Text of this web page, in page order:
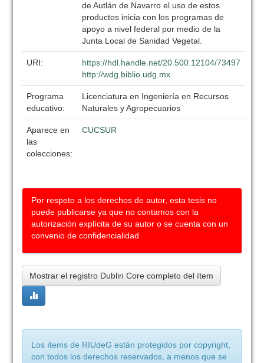
de Autlán de Navarro el uso de estos
productos inicia con los programas de
apoyo a nivel federal por medio de la
Junta Local de Sanidad Vegetal.
URI:
https://hdl.handle.net/20.500.12104/73497
http://wdg.biblio.udg.mx
Programa
educativo:
Licenciatura en Ingeniería en Recursos
Naturales y Agropecuarios
Aparece en
las
colecciones:
CUCSUR
Por respeto a los derechos de autor, esta tesis no
puede publicarse ya que no contamos con la
autorización explícita de su autor o se cuenta con un
convenio de confidencialidad
Mostrar el registro Dublin Core completo del ítem
Los ítems de RIUdeG están protegidos por copyright,
con todos los derechos reservados, a menos que se